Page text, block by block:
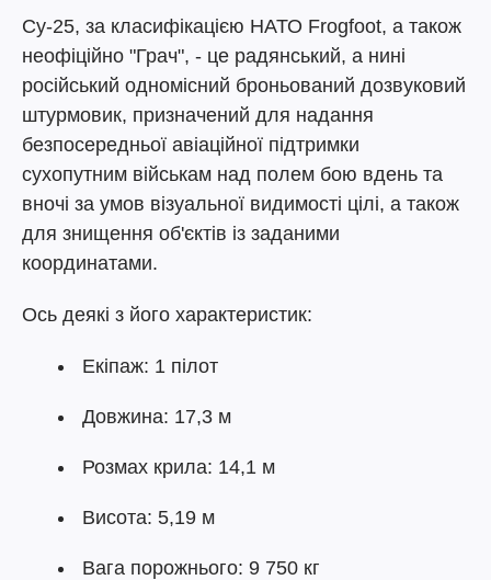
Су-25, за класифікацією НАТО Frogfoot, а також
неофіційно "Грач", - це радянський, а нині
російський одномісний броньований дозвуковий
штурмовик, призначений для надання
безпосередньої авіаційної підтримки
сухопутним військам над полем бою вдень та
вночі за умов візуальної видимості цілі, а також
для знищення об'єктів із заданими
координатами.
Ось деякі з його характеристик:
Екіпаж: 1 пілот
Довжина: 17,3 м
Розмах крила: 14,1 м
Висота: 5,19 м
Вага порожнього: 9 750 кг